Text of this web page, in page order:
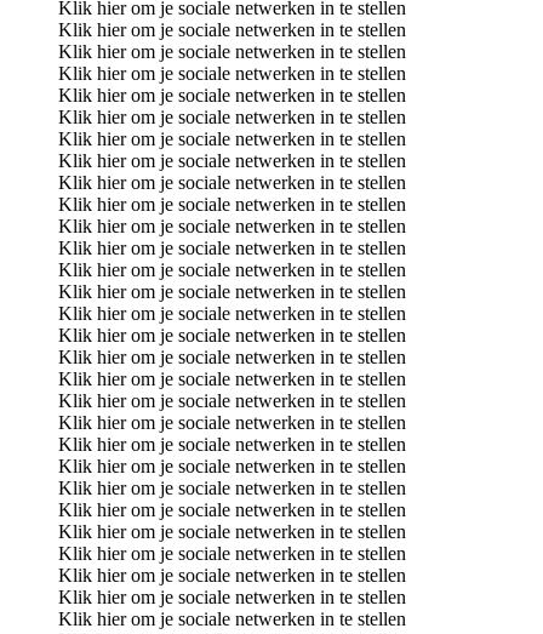
Klik hier om je sociale netwerken in te stellen
Klik hier om je sociale netwerken in te stellen
Klik hier om je sociale netwerken in te stellen
Klik hier om je sociale netwerken in te stellen
Klik hier om je sociale netwerken in te stellen
Klik hier om je sociale netwerken in te stellen
Klik hier om je sociale netwerken in te stellen
Klik hier om je sociale netwerken in te stellen
Klik hier om je sociale netwerken in te stellen
Klik hier om je sociale netwerken in te stellen
Klik hier om je sociale netwerken in te stellen
Klik hier om je sociale netwerken in te stellen
Klik hier om je sociale netwerken in te stellen
Klik hier om je sociale netwerken in te stellen
Klik hier om je sociale netwerken in te stellen
Klik hier om je sociale netwerken in te stellen
Klik hier om je sociale netwerken in te stellen
Klik hier om je sociale netwerken in te stellen
Klik hier om je sociale netwerken in te stellen
Klik hier om je sociale netwerken in te stellen
Klik hier om je sociale netwerken in te stellen
Klik hier om je sociale netwerken in te stellen
Klik hier om je sociale netwerken in te stellen
Klik hier om je sociale netwerken in te stellen
Klik hier om je sociale netwerken in te stellen
Klik hier om je sociale netwerken in te stellen
Klik hier om je sociale netwerken in te stellen
Klik hier om je sociale netwerken in te stellen
Klik hier om je sociale netwerken in te stellen